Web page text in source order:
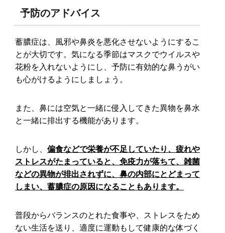
予防のアドバイス
蓄膿症は、風邪や鼻炎を悪化させないようにするこ
とが大切です。気になる季節はマスクでウイルスや
花粉を入れないようにし、予防に有効的な鼻うがい
も心がけるようにしましょう。
また、鼻には空気と一緒に侵入してきた異物を鼻水
と一緒に排出する機能があります。
しかし、 偏食などで栄養が不足していたり、疲れや
ストレスがたまっていると、免疫力が落ちて、雑菌
などの異物が排出されずに、鼻の内部にとどまって
しまい、蓄膿症の原因になることもあります。
普段からバランスのとれた食事や、ストレスをため
ない生活を送り、適度に運動もして健康的な体づく